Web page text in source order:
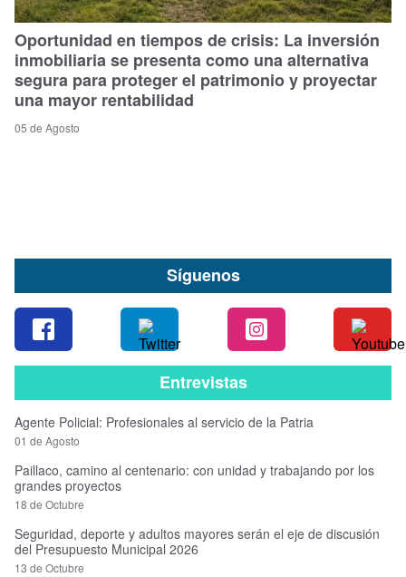
Oportunidad en tiempos de crisis: La inversión
inmobiliaria se presenta como una alternativa
segura para proteger el patrimonio y proyectar
una mayor rentabilidad
05 de Agosto
Síguenos
Entrevistas
Agente Policial: Profesionales al servicio de la Patria
01 de Agosto
Paillaco, camino al centenario: con unidad y trabajando por los
grandes proyectos
18 de Octubre
Seguridad, deporte y adultos mayores serán el eje de discusión
del Presupuesto Municipal 2026
13 de Octubre